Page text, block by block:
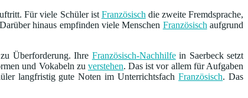
Für viele Schüler ist Französisch die zweite Fremdsprache,
hinaus empfinden viele Menschen Französisch aufgrund
Überforderung. Ihre Französisch-Nachhilfein Saerbeck setzt
und Vokabeln zu verstehen. Das ist vor allem für Aufgaben
langfristig gute Noten im UnterrichtsfachFranzösisch. Das